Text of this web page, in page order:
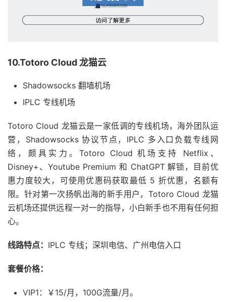
10.Totoro Cloud 龙猫云
Shadowsocks 翻墙机场
IPLC 专线机场
Totoro Cloud 龙猫云是一家低调的专线机场，海外团队运
营，Shadowsocks 协议节点，IPLC 多入口负载专线网
络，颇具实力。Totoro Cloud 机场支持 Netflix、
Disney+、Youtube Premium 和 ChatGPT 解锁，目前优
惠力度较大，可使用优惠码获取最低 5 折优惠，名额有
限。针对第一次扬帆出海的新手用户，Totoro Cloud 龙猫
云机场还提供远程一对一的指导，小白新手也不用有任何担
心。
线路特点： IPLC 专线；深圳电信、广州电信入口
套餐价格：
VIP1：￥15/月，100G流量/月。